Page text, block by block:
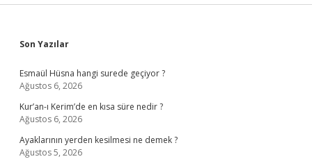
Sidebar
Son Yazılar
Esmaül Hüsna hangi surede geçiyor ?
Ağustos 6, 2026
Kur’an-ı Kerim’de en kısa süre nedir ?
Ağustos 6, 2026
Ayaklarının yerden kesilmesi ne demek ?
Ağustos 5, 2026